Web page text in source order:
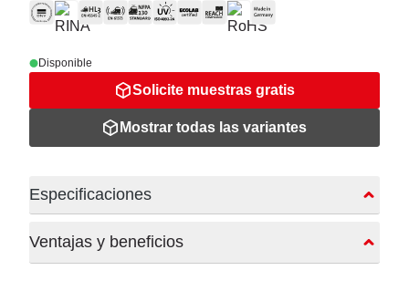
Disponible
Solicite muestras gratis
Mostrar todas las variantes
Especificaciones
Ventajas y beneficios